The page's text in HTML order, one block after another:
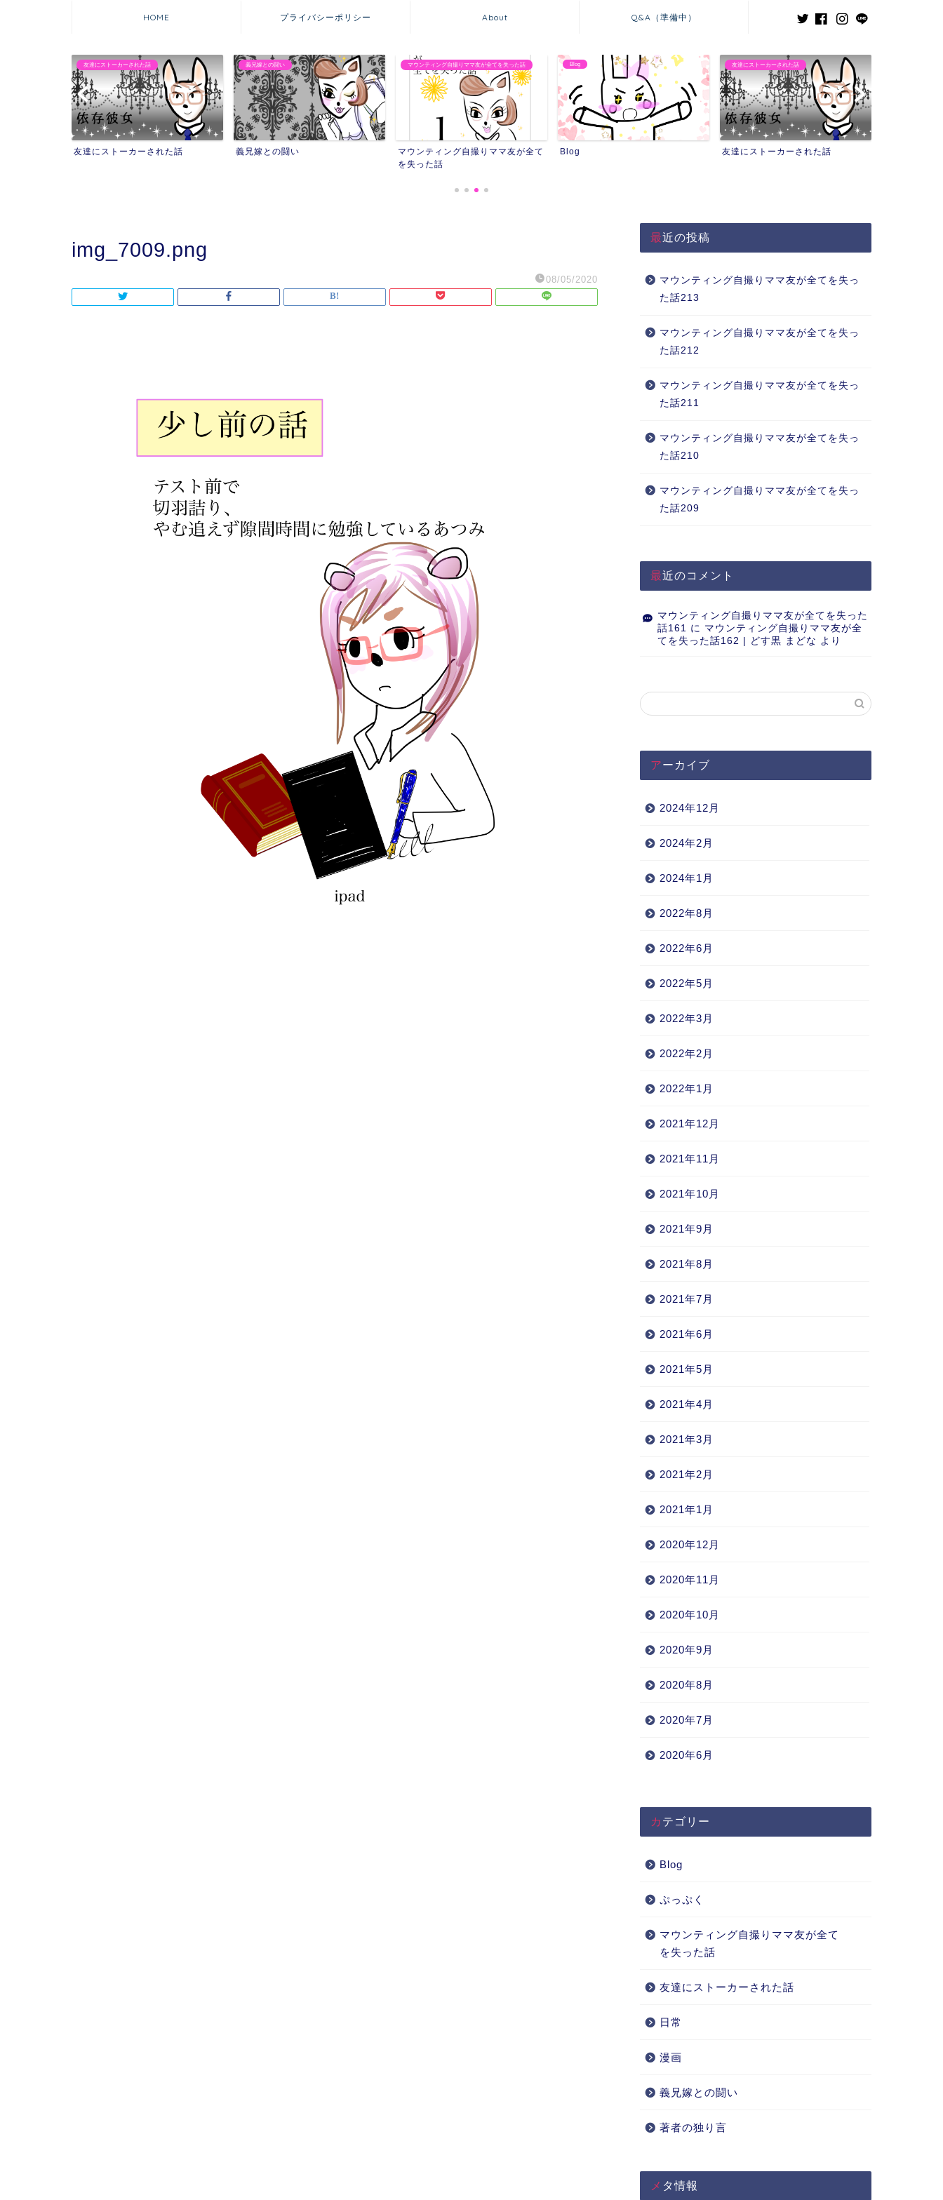
HOME プライバシーポリシー About Q&A（準備中）
友達にストーカーされた話
友達にストーカーされた話
義兄嫁との闘い
義兄嫁との闘い
マウンティング自撮りママ友が全てを失った話
マウンティング自撮りママ友が全て
を失った話
Blog
Blog
友達にストーカーされた話
友達にストーカーされた話
img_7009.png
08/05/2020
最近の投稿
マウンティング自撮りママ友が全てを失っ
た話213
マウンティング自撮りママ友が全てを失っ
た話212
マウンティング自撮りママ友が全てを失っ
た話211
マウンティング自撮りママ友が全てを失っ
た話210
マウンティング自撮りママ友が全てを失っ
た話209
最近のコメント
マウンティング自撮りママ友が全てを失った
話161 に マウンティング自撮りママ友が全
てを失った話162 | どす黒 まどな より
アーカイブ
2024年12月
2024年2月
2024年1月
2022年8月
2022年6月
2022年5月
2022年3月
2022年2月
2022年1月
2021年12月
2021年11月
2021年10月
2021年9月
2021年8月
2021年7月
2021年6月
2021年5月
2021年4月
2021年3月
2021年2月
2021年1月
2020年12月
2020年11月
2020年10月
2020年9月
2020年8月
2020年7月
2020年6月
カテゴリー
Blog
ぷっぷく
マウンティング自撮りママ友が全て
を失った話
友達にストーカーされた話
日常
漫画
義兄嫁との闘い
著者の独り言
メタ情報